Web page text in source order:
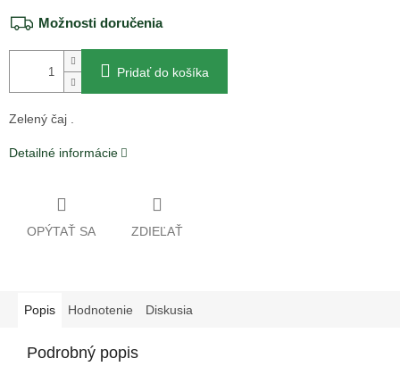
Možnosti doručenia
Pridať do košíka
Zelený čaj .
Detailné informácie
OPÝTAŤ SA ZDIEĽAŤ
Popis Hodnotenie Diskusia
Podrobný popis